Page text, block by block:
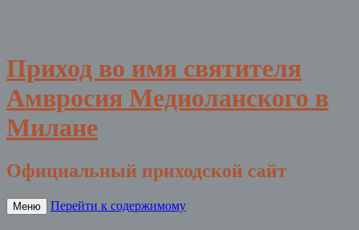
Приход во имя святителя
Амвросия Медиоланского в
Милане
Официальный приходской сайт
Меню Перейти к содержимому